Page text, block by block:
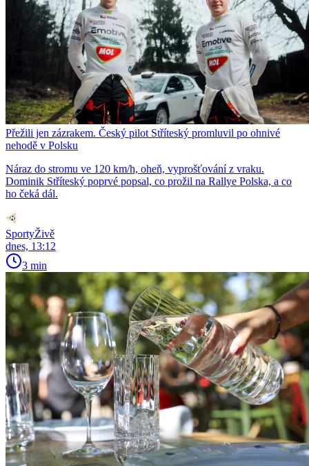
Přežili jen zázrakem. Český pilot Stříteský promluvil po ohnivé
nehodě v Polsku
Náraz do stromu ve 120 km/h, oheň, vyprošťování z vraku.
Dominik Stříteský poprvé popsal, co prožil na Rallye Polska, a co
ho čeká dál.
SportyŽivě
dnes, 13:12
3 min